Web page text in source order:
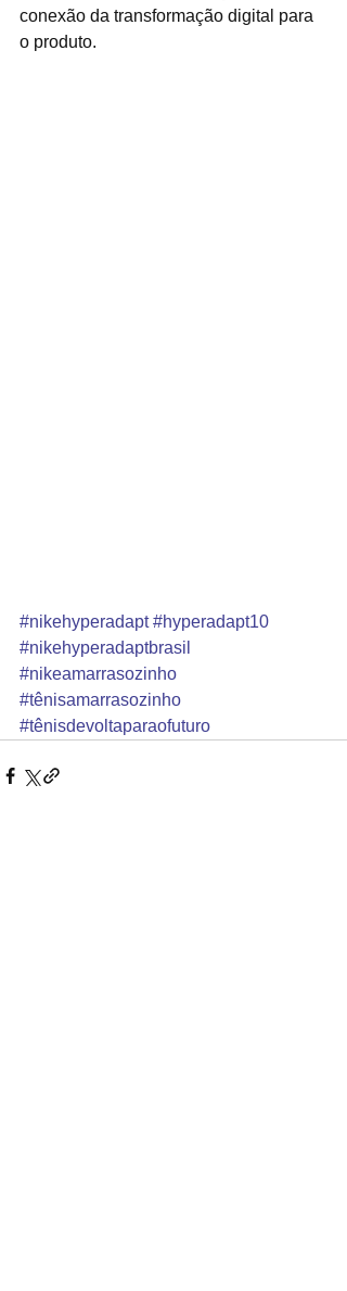
conexão da transformação digital para
o produto.
#nikehyperadapt #hyperadapt10
#nikehyperadaptbrasil
#nikeamarrasozinho
#tênisamarrasozinho
#tênisdevoltaparaofuturo